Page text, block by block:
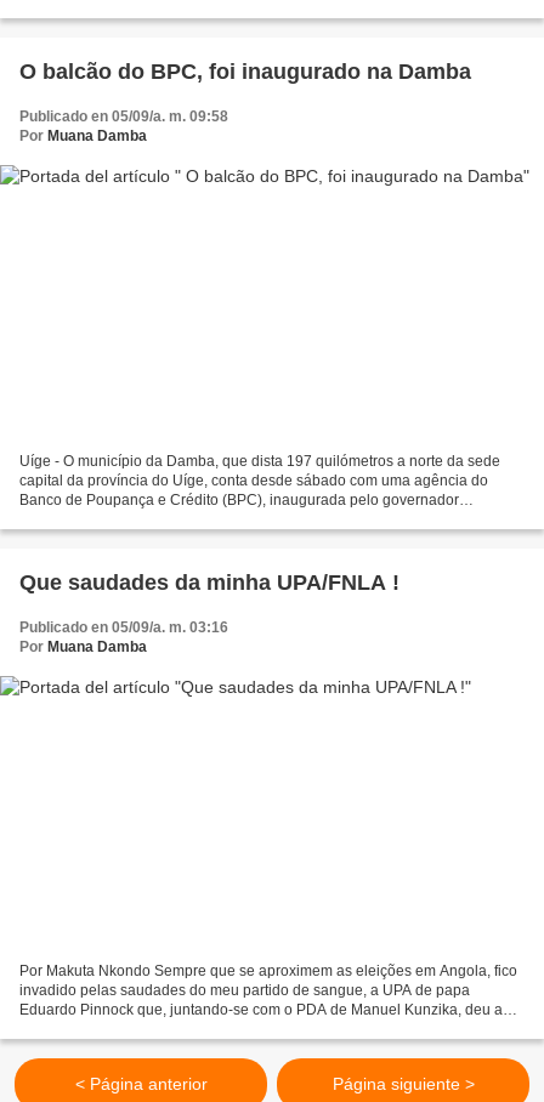
O balcão do BPC, foi inaugurado na Damba
Publicado en 05/09/a. m. 09:58
Por Muana Damba
Uíge - O município da Damba, que dista 197 quilómetros a norte da sede
capital da província do Uíge, conta desde sábado com uma agência do
Banco de Poupança e Crédito (BPC), inaugurada pelo governador
Que saudades da minha UPA/FNLA !
Publicado en 05/09/a. m. 03:16
Por Muana Damba
Por Makuta Nkondo Sempre que se aproximem as eleições em Angola, fico
invadido pelas saudades do meu partido de sangue, a UPA de papa
Eduardo Pinnock que, juntando-se com o PDA de Manuel Kunzika, deu a
< Página anterior Página siguiente >